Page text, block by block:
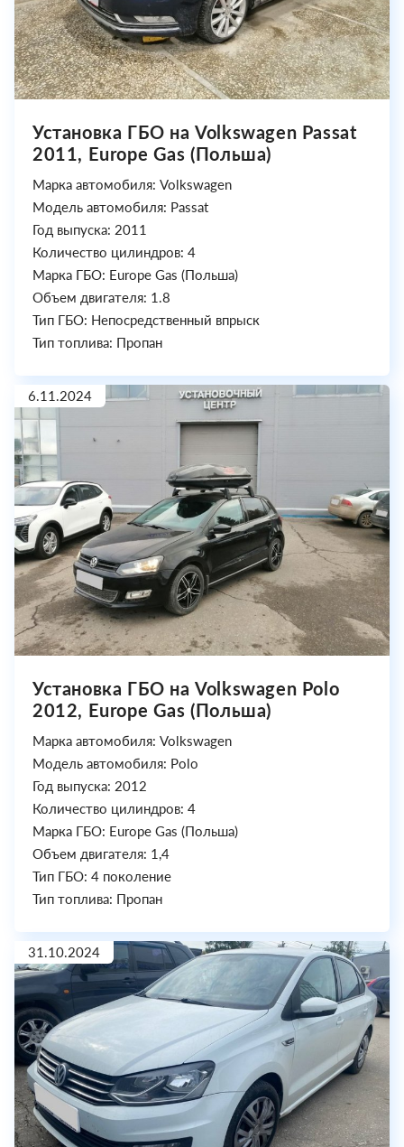
Установка ГБО на Volkswagen Passat
2011, Europe Gas (Польша)
Марка автомобиля: Volkswagen
Модель автомобиля: Passat
Год выпуска: 2011
Количество цилиндров: 4
Марка ГБО: Europe Gas (Польша)
Объем двигателя: 1.8
Тип ГБО: Непосредственный впрыск
Тип топлива: Пропан
6.11.2024
Установка ГБО на Volkswagen Polo
2012, Europe Gas (Польша)
Марка автомобиля: Volkswagen
Модель автомобиля: Polo
Год выпуска: 2012
Количество цилиндров: 4
Марка ГБО: Europe Gas (Польша)
Объем двигателя: 1,4
Тип ГБО: 4 поколение
Тип топлива: Пропан
31.10.2024